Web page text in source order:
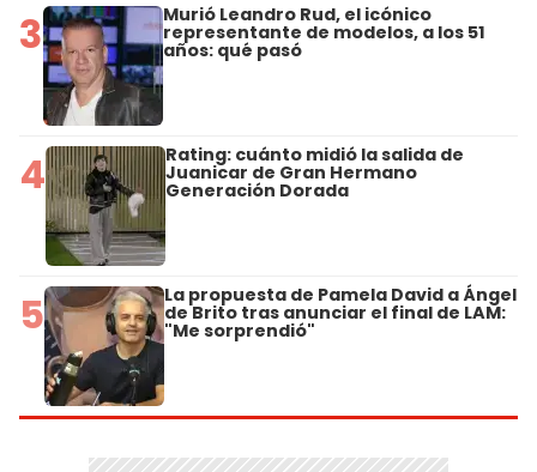
3 Murió Leandro Rud, el icónico
representante de modelos, a los 51
años: qué pasó
4 Rating: cuánto midió la salida de
Juanicar de Gran Hermano
Generación Dorada
5 La propuesta de Pamela David a Ángel
de Brito tras anunciar el final de LAM:
"Me sorprendió"